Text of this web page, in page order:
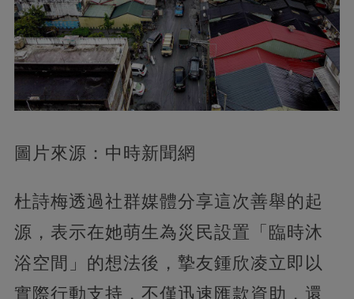
圖片來源：中時新聞網
杜詩梅透過社群媒體分享這次善舉的起
源，表示在她萌生為災民設置「臨時沐
浴空間」的想法後，摯友鍾欣凌立即以
實際行動支持，不僅迅速匯款資助，還